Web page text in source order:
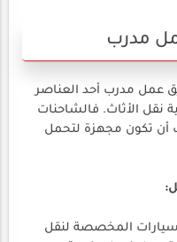
مدرب
عمل مدرب أحد العناصر
نقل الأثاث. فالشاحنات
أن تكون مجهزة لتحمل
المخصصة لنقل